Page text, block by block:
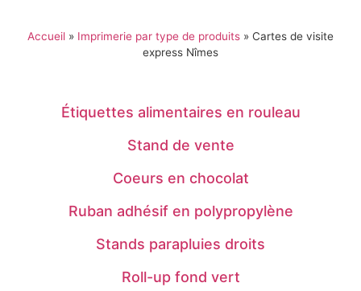
Accueil » Imprimerie par type de produits » Cartes de visite
express Nîmes
Étiquettes alimentaires en rouleau
Stand de vente
Coeurs en chocolat
Ruban adhésif en polypropylène
Stands parapluies droits
Roll-up fond vert